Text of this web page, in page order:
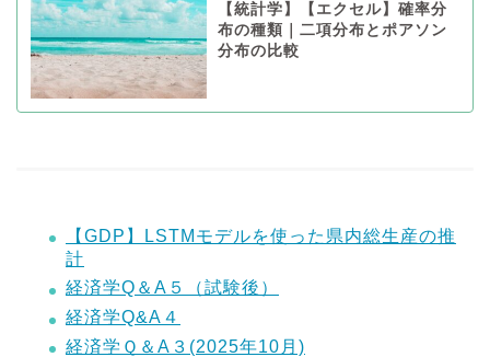
【統計学】【エクセル】確率分
布の種類｜二項分布とポアソン
分布の比較
【GDP】LSTMモデルを使った県内総生産の推
計
経済学Q＆A５（試験後）
経済学Q&A４
経済学Ｑ＆A３(2025年10月)